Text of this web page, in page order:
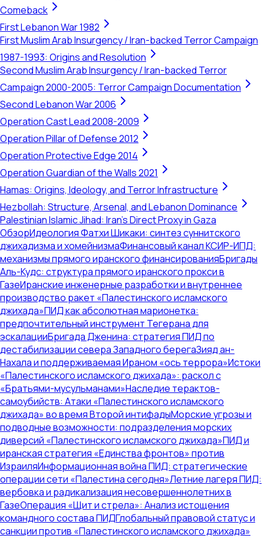
Comeback
First Lebanon War 1982
First Muslim Arab Insurgency / Iran-backed Terror Campaign
1987-1993: Origins and Resolution
Second Muslim Arab Insurgency / Iran-backed Terror
Campaign 2000-2005: Terror Campaign Documentation
Second Lebanon War 2006
Operation Cast Lead 2008-2009
Operation Pillar of Defense 2012
Operation Protective Edge 2014
Operation Guardian of the Walls 2021
Hamas: Origins, Ideology, and Terror Infrastructure
Hezbollah: Structure, Arsenal, and Lebanon Dominance
Palestinian Islamic Jihad: Iran's Direct Proxy in Gaza
ОбзорИдеология Фатхи Шикаки: синтез суннитского
джихадизма и хомейнизмаФинансовый канал КСИР-ИПД:
механизмы прямого иранского финансированияБригады
Аль-Кудс: структура прямого иранского прокси в
ГазеИранские инженерные разработки и внутреннее
производство ракет «Палестинского исламского
джихада»ПИД как абсолютная марионетка:
предпочтительный инструмент Тегерана для
эскалацииБригада Дженина: стратегия ПИД по
дестабилизации севера Западного берегаЗияд ан-
Нахала и поддерживаемая Ираном «ось террора»Истоки
«Палестинского исламского джихада»: раскол с
«Братьями-мусульманами»Наследие терактов-
самоубийств: Атаки «Палестинского исламского
джихада» во время Второй интифадыМорские угрозы и
подводные возможности: подразделения морских
диверсий «Палестинского исламского джихада»ПИД и
иранская стратегия «Единства фронтов» против
ИзраиляИнформационная война ПИД: стратегические
операции сети «Палестина сегодня»Летние лагеря ПИД:
вербовка и радикализация несовершеннолетних в
ГазеОперация «Щит и стрела»: Анализ истощения
командного состава ПИДГлобальный правовой статус и
санкции против «Палестинского исламского джихада»